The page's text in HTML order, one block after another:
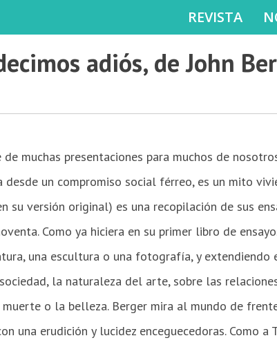
REVISTA
adiós, de John
muchas presentaciones para muchos de
un compromiso social férreo, es un mito
su versión original) es una recopilación de sus
Como ya hiciera en su primer libro de
una escultura o una fotografía, y extendiendo
la naturaleza del arte, sobre las
o la belleza. Berger mira al mundo de
una erudición y lucidez encegue­cedoras. Como a